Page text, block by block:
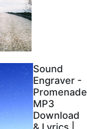
Sound
Engraver -
Promenade
MP3
Download